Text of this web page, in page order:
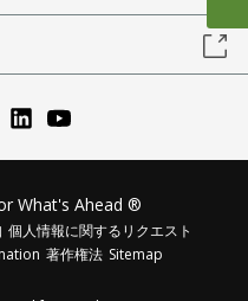
What's Ahead ®
個人情報に関するリクエスト
著作権法 Sitemap